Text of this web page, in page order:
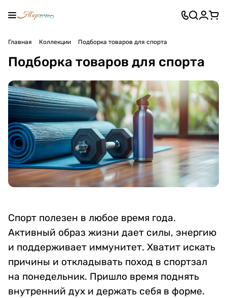
Главная Коллекции Подборка товаров для спорта
Подборка товаров для спорта
Спорт полезен в любое время года.
Активный образ жизни дает силы, энергию
и поддерживает иммунитет. Хватит искать
причины и откладывать поход в спортзал
на понедельник. Пришло время поднять
внутренний дух и держать себя в форме.